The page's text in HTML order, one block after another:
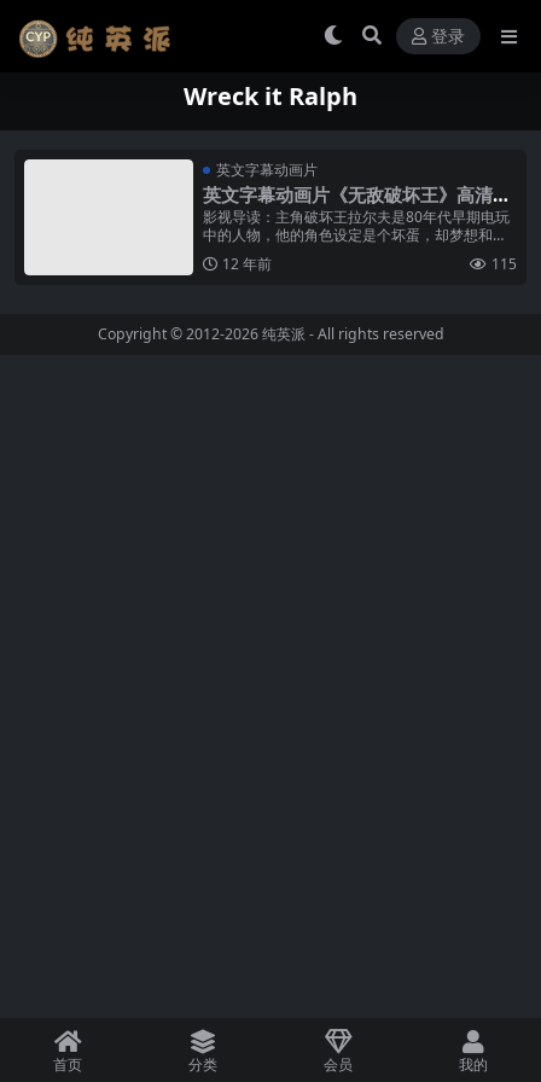
登录
Wreck it Ralph
英文字幕动画片
英文字幕动画片《无敌破坏王》高清M
P4下载
影视导读：主角破坏王拉尔夫是80年代早期电玩
中的人物，他的角色设定是个坏蛋，却梦想和同
款游戏中的好人“菲力（Fix-It Felix）”一样受到大
众的喜爱，于是...
12 年前 115
Copyright © 2012-2026纯英派 - All rights reserved
首页 分类 会员 我的